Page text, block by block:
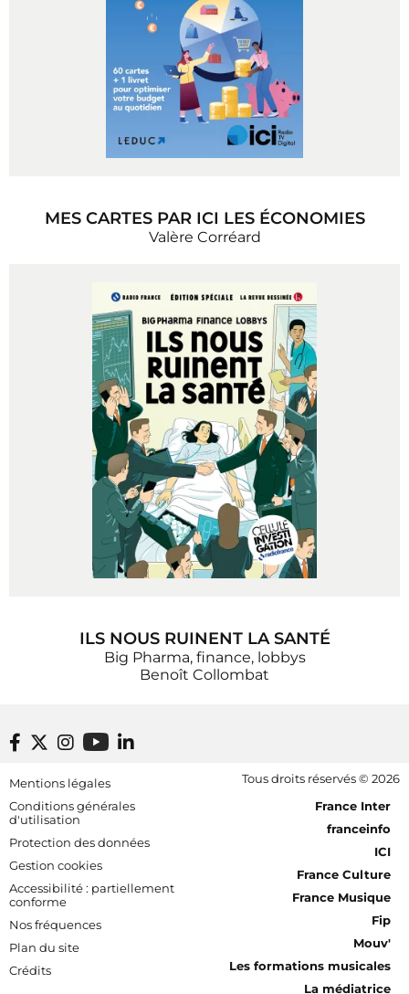
MES CARTES PAR ICI LES ÉCONOMIES
Valère Corréard
ILS NOUS RUINENT LA SANTÉ
Big Pharma, finance, lobbys
Benoît Collombat
Footer bottom
Mentions légales
Conditions générales
d'utilisation
Protection des données
Gestion cookies
Accessibilité : partiellement
conforme
Nos fréquences
Plan du site
Crédits
Tous droits réservés © 2026
[RDF] Pied de page - Mobile
France Inter
franceinfo
ICI
France Culture
France Musique
Fip
Mouv'
Les formations musicales
La médiatrice